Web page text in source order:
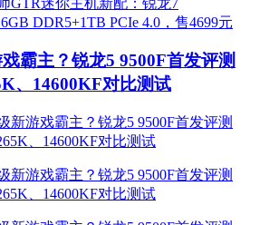
霸主？锐龙5 9500F首发评测
、14600KF对比测试